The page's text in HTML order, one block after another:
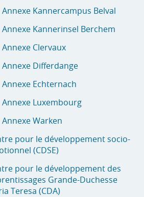
Annexe Kannercampus Belval
Annexe Kannerinsel Berchem
Annexe Clervaux
Annexe Differdange
Annexe Echternach
Annexe Luxembourg
Annexe Warken
pour le développement socio-
(CDSE)
pour le développement des
Grande-Duchesse
Teresa (CDA)